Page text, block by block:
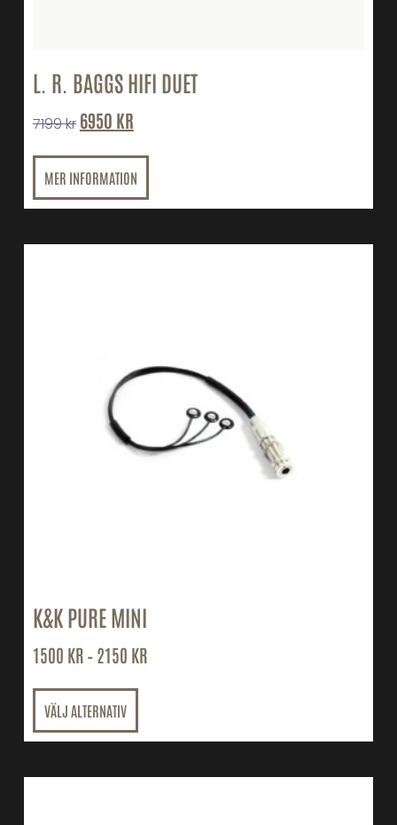
L. R. BAGGS HIFI DUET
7199kr 6950 KR
MER INFORMATION
K&K PURE MINI
1500 KR–2150 KR
VÄLJ ALTERNATIV